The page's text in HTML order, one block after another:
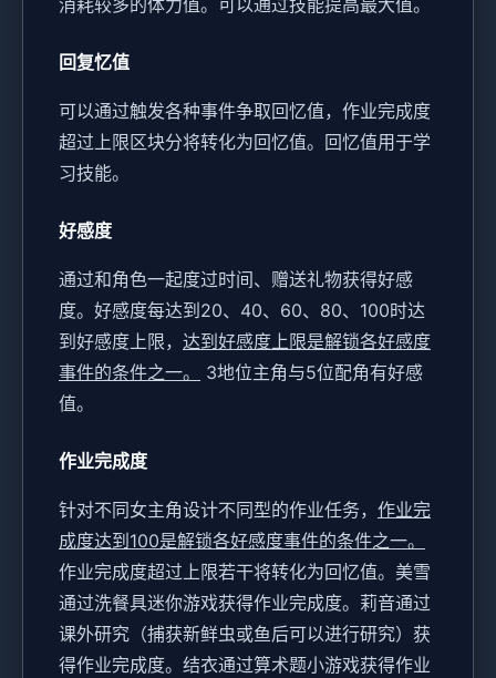
消耗较多的体力值。 可以通过技能提高最大值。
回复忆值
可以通过触发各种事件争取回忆值，作业完成度
超过上限区块分将转化为回忆值。 回忆值用于学
习技能。
好感度
通过和角色一起度过时间、赠送礼物获得好感
度。 好感度每达到20、40、60、80、100时达
到好感度上限， 达到好感度上限是解锁各好感度
事件的条件之一。
3地位主角与5位配角有好感
值。
作业完成度
针对不同女主角设计不同型的作业任务， 作业完
成度达到100是解锁各好感度事件的条件之一。
作业完成度超过上限若干将转化为回忆值。 美雪
通过洗餐具迷你游戏获得作业完成度。 莉音通过
课外研究（捕获新鲜虫或鱼后可以进行研究）获
得作业完成度。 结衣通过算术题小游戏获得作业